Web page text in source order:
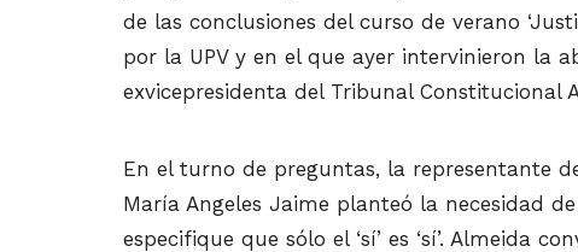
de las conclusiones del curso de verano
por la UPV y en el que ayer intervinieron la
exvicepresidenta del Tribunal Constitucional
En el turno de preguntas, la representante
María Angeles Jaime planteó la necesidad
especifique que sólo el ‘sí’ es ‘sí’. Almeida